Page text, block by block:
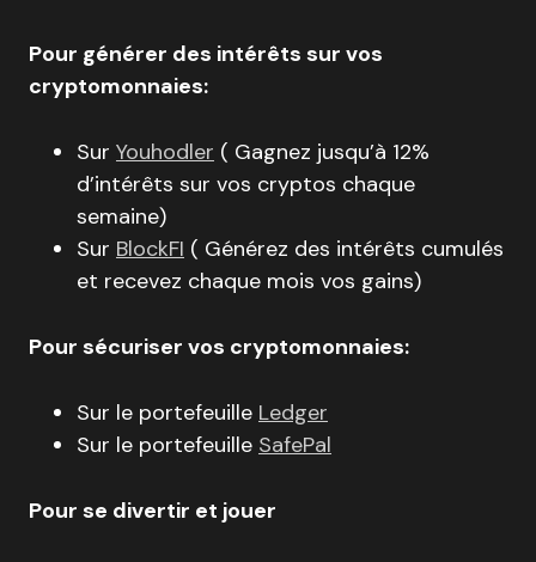
Pour générer des intérêts sur vos
cryptomonnaies:
Sur Youhodler ( Gagnez jusqu’à 12%
d’intérêts sur vos cryptos chaque
semaine)
Sur BlockFI ( Générez des intérêts cumulés
et recevez chaque mois vos gains)
Pour sécuriser vos cryptomonnaies:
Sur le portefeuille Ledger
Sur le portefeuille SafePal
Pour se divertir et jouer